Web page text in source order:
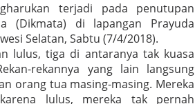
terjadi pada penutupan
(Dikmata) di lapangan Prayuda
Selatan, Sabtu (7/4/2018).
lulus, tiga di antaranya tak kuasa
rekannya yang lain langsung
orang tua masing-masing. Mereka
lulus, mereka tak pernah